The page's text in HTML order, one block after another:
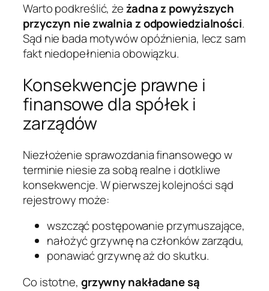
Warto podkreślić, żeżadna z powyższych
przyczyn nie zwalnia z odpowiedzialności.
Sąd nie bada motywów opóźnienia, lecz sam
fakt niedopełnienia obowiązku.
Konsekwencje prawne i
finansowe dla spółek i
zarządów
Niezłożenie sprawozdania finansowego w
terminie niesie za sobą realne i dotkliwe
konsekwencje. W pierwszej kolejności sąd
rejestrowy może:
wszcząć postępowanie przymuszające,
nałożyć grzywnę na członków zarządu,
ponawiać grzywnę aż do skutku.
Co istotne, grzywny nakładane są